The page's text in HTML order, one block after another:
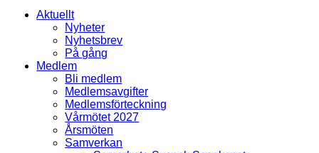
Aktuellt
Nyheter
Nyhetsbrev
På gång
Medlem
Bli medlem
Medlemsavgifter
Medlemsförteckning
Vårmötet 2027
Årsmöten
Samverkan